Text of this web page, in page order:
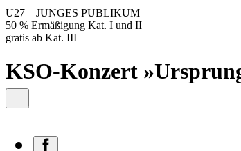
U27 – JUNGES PUBLIKUM
50 % Ermäßigung Kat. I und II
gratis ab Kat. III
KSO-Konzert